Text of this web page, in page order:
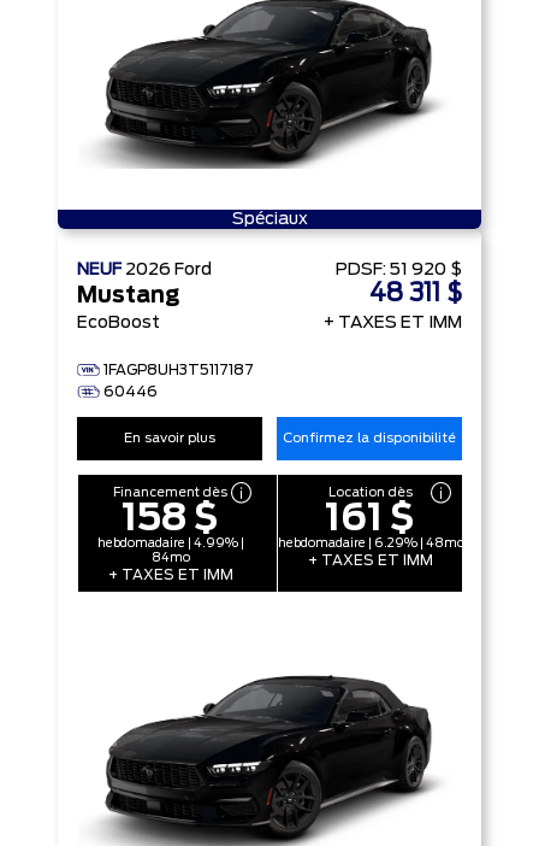
Spéciaux
NEUF 2026 Ford
Mustang
EcoBoost
1FAGP8UH3T5117187
60446
PDSF: 51 920 $
48 311 $
+ TAXES ET IMM
En savoir plus Confirmez la disponibilité
Financement dès
158 $
hebdomadaire | 4.99% |
84mo
+ TAXES ET IMM
Location dès
161 $
hebdomadaire | 6.29% | 48mo
+ TAXES ET IMM